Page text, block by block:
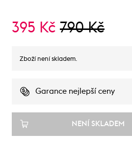
395 Kč 790 Kč
Zboží není skladem.
Garance nejlepší ceny
NENÍ SKLADEM